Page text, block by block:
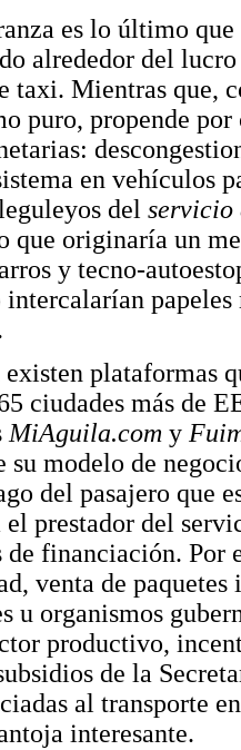
es lo último
alrededor del
taxi. Mientras que,
puro, propende
en vehículos
del servicio
que originaría un
y tecno-
intercalarían
existen plataformas
ciudades más de
MiAguila.com y
modelo de
del pasajero que
el prestador del
de financiación. Por
venta de paquetes
u organismos
productivo,
de la
al transporte
interesante.